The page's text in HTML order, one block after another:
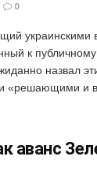
0
украинскими
к
назвал
«решающими и
аванс